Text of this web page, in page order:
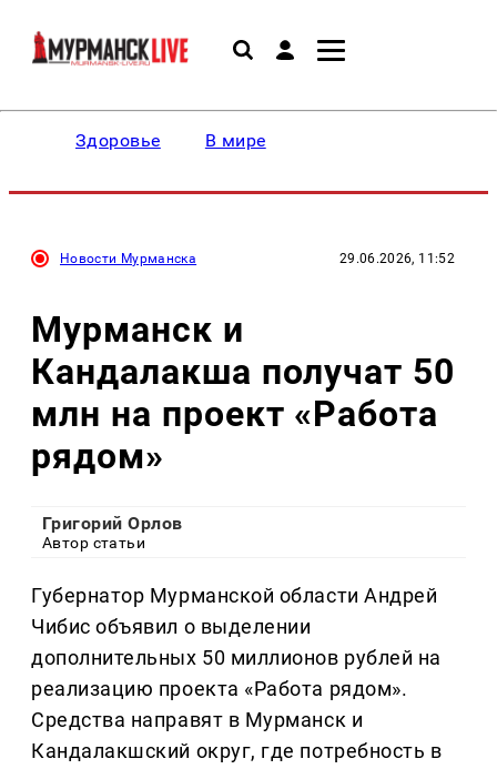
Здоровье В мире
Новости Мурманска 29.06.2026, 11:52
Мурманск и
Кандалакша получат 50
млн на проект «Работа
рядом»
Григорий Орлов
Автор статьи
Губернатор Мурманской области Андрей
Чибис объявил о выделении
дополнительных 50 миллионов рублей на
реализацию проекта «Работа рядом».
Средства направят в Мурманск и
Кандалакшский округ, где потребность в